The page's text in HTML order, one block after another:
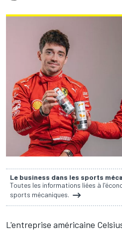
Le business dans les sports
Toutes les informations liées à
sports mécaniques.
L'entreprise américaine